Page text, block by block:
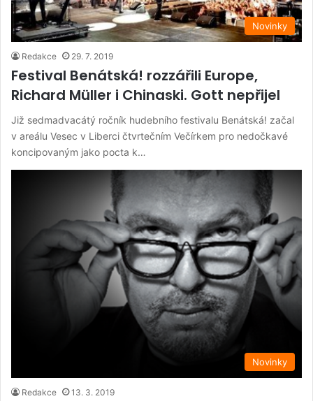
Novinky
Redakce 29. 7. 2019
Festival Benátská! rozzářili Europe,
Richard Müller i Chinaski. Gott nepřijel
Již sedmadvacátý ročník hudebního festivalu Benátská! začal
v areálu Vesec v Liberci čtvrtečním Večírkem pro nedočkavé
koncipovaným jako pocta k…
Novinky
Redakce 13. 3. 2019